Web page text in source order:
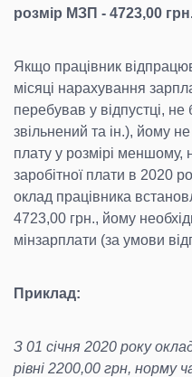
розмір МЗП - 4723,00
Якщо працівник
місяці нарахування
перебував у відпустці,
звільнений та ін.), йому
плату у розмірі меншому,
заробітної плати в 2020
оклад працівника
4723,00 грн., йому
мінзарплати (за умови
Приклад:
З 01 січня 2020 року
рівні 2200,00 грн, норму